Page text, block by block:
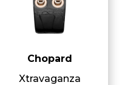
Chopard
Xtravaganza